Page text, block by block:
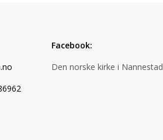
Facebook:
Den norske kirke i Nannestad